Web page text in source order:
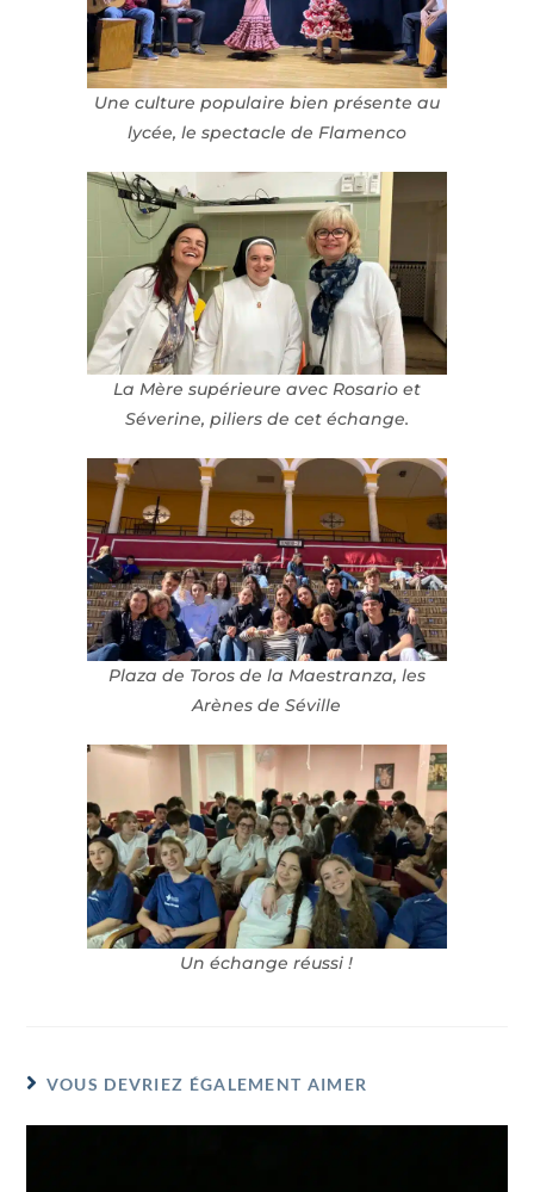
Une culture populaire bien présente au
lycée, le spectacle de Flamenco
La Mère supérieure avec Rosario et
Séverine, piliers de cet échange.
Plaza de Toros de la Maestranza, les
Arènes de Séville
Un échange réussi !
VOUS DEVRIEZ ÉGALEMENT AIMER